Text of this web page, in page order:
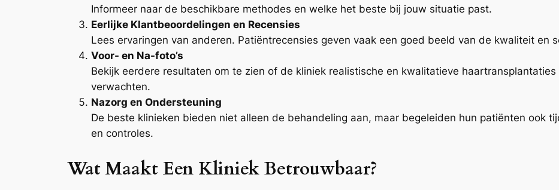
Informeer naar de beschikbare methodes en welke het beste bij jouw situatie past.
Eerlijke Klantbeoordelingen en Recensies
Lees ervaringen van anderen. Patiëntrecensies geven vaak een goed beeld van de kwaliteit en
Voor- en Na-foto’s
Bekijk eerdere resultaten om te zien of de kliniek realistische en kwalitatieve
verwachten.
Nazorg en Ondersteuning
De beste klinieken bieden niet alleen de behandeling aan, maar begeleiden hun patiënten ook
en controles.
Wat Maakt Een Kliniek Betrouwbaar?